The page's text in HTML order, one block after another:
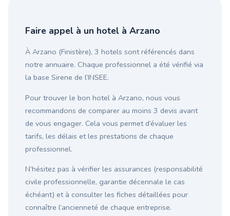
Faire appel à un hotel à Arzano
À Arzano (Finistère), 3 hotels sont référencés dans
notre annuaire. Chaque professionnel a été vérifié via
la base Sirene de l’INSEE.
Pour trouver le bon hotel à Arzano, nous vous
recommandons de comparer au moins 3 devis avant
de vous engager. Cela vous permet d’évaluer les
tarifs, les délais et les prestations de chaque
professionnel.
N’hésitez pas à vérifier les assurances (responsabilité
civile professionnelle, garantie décennale le cas
échéant) et à consulter les fiches détaillées pour
connaître l’ancienneté de chaque entreprise.